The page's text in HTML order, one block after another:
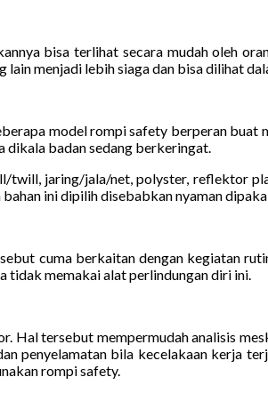
bisa terlihat secara mudah oleh
menjadi lebih siaga dan bisa dilihat
model rompi safety berperan buat
dikala badan sedang berkeringat.
twill, jaring/jala/net, polyster, reflektor
ini dipilih disebabkan nyaman
cuma berkaitan dengan kegiatan
tidak memakai alat perlindungan diri ini.
tersebut mempermudah analisis
penyelamatan bila kecelakaan kerja
rompi safety.